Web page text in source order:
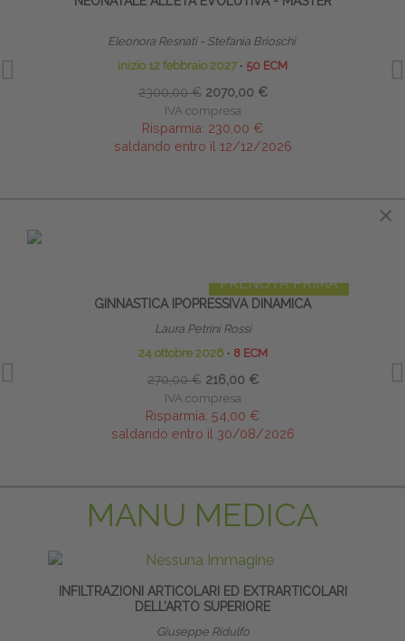
Eleonora Resnati - Stefania Brioschi
inizio 12 febbraio 2027 ∙ 50 ECM
2300,00 € 2070,00 €
IVA compresa
Risparmia: 230,00 €
saldando entro il 12/12/2026
PRENOTA PRIMA
GINNASTICA IPOPRESSIVA DINAMICA
Laura Petrini Rossi
24 ottobre 2026 ∙ 8 ECM
270,00 € 216,00 €
IVA compresa
Risparmia: 54,00 €
saldando entro il 30/08/2026
MANU MEDICA
INFILTRAZIONI ARTICOLARI ED EXTRARTICOLARI
DELL’ARTO SUPERIORE
Giuseppe Ridulfo
×
×